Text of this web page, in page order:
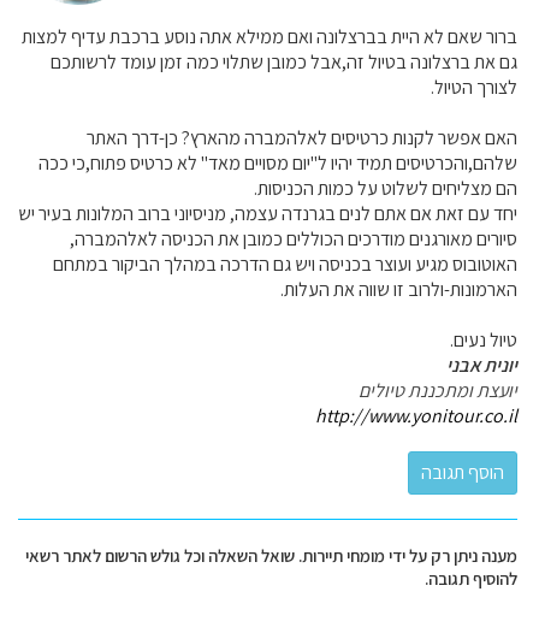
ברור שאם לא היית בברצלונה ואם ממילא אתה נוסע ברכבת עדיף למצות
גם את ברצלונה בטיול זה,אבל כמובן שתלוי כמה זמן עומד לרשותכם
לצורך הטיול.
האם אפשר לקנות כרטיסים לאלהמברה מהארץ? כן-דרך האתר
שלהם,והכרטיסים תמיד יהיו ל"יום מסויים מאד" לא כרטיס פתוח,כי ככה
הם מצליחים לשלוט על כמות הכניסות.
יחד עם זאת אם אתם לנים בגרנדה עצמה, מניסיוני ברוב המלונות בעיר יש
סיורים מאורגנים מודרכים הכוללים כמובן את הכניסה לאלהמברה,
האוטובוס מגיע ועוצר בכניסה ויש גם הדרכה במהלך הביקור במתחם
הארמונות-ולרוב זו שווה את העלות.
טיול נעים.
יונית אבני
יועצת ומתכננת טיולים
http://www.yonitour.co.il
מענה ניתן רק על ידי מומחי תיירות. שואל השאלה וכל גולש הרשום לאתר רשאי
להוסיף תגובה.